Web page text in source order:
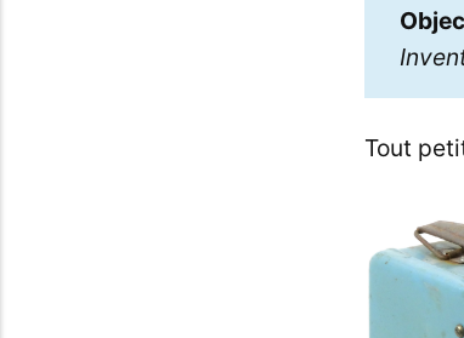
Tout